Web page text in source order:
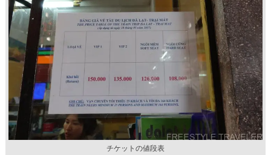
チケットの値段表